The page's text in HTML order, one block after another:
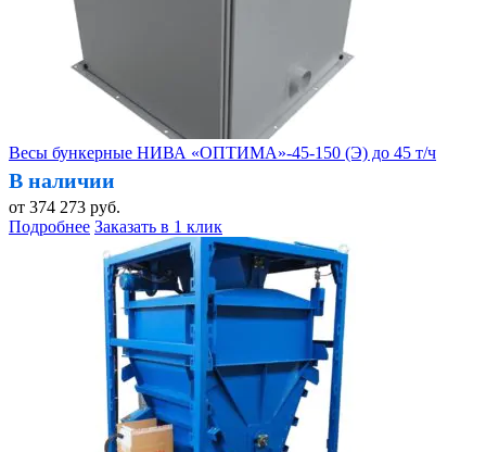
Весы бункерные НИВА «ОПТИМА»-45-150 (Э) до 45 т/ч
В наличии
от 374 273 руб.
Подробнее Заказать в 1 клик